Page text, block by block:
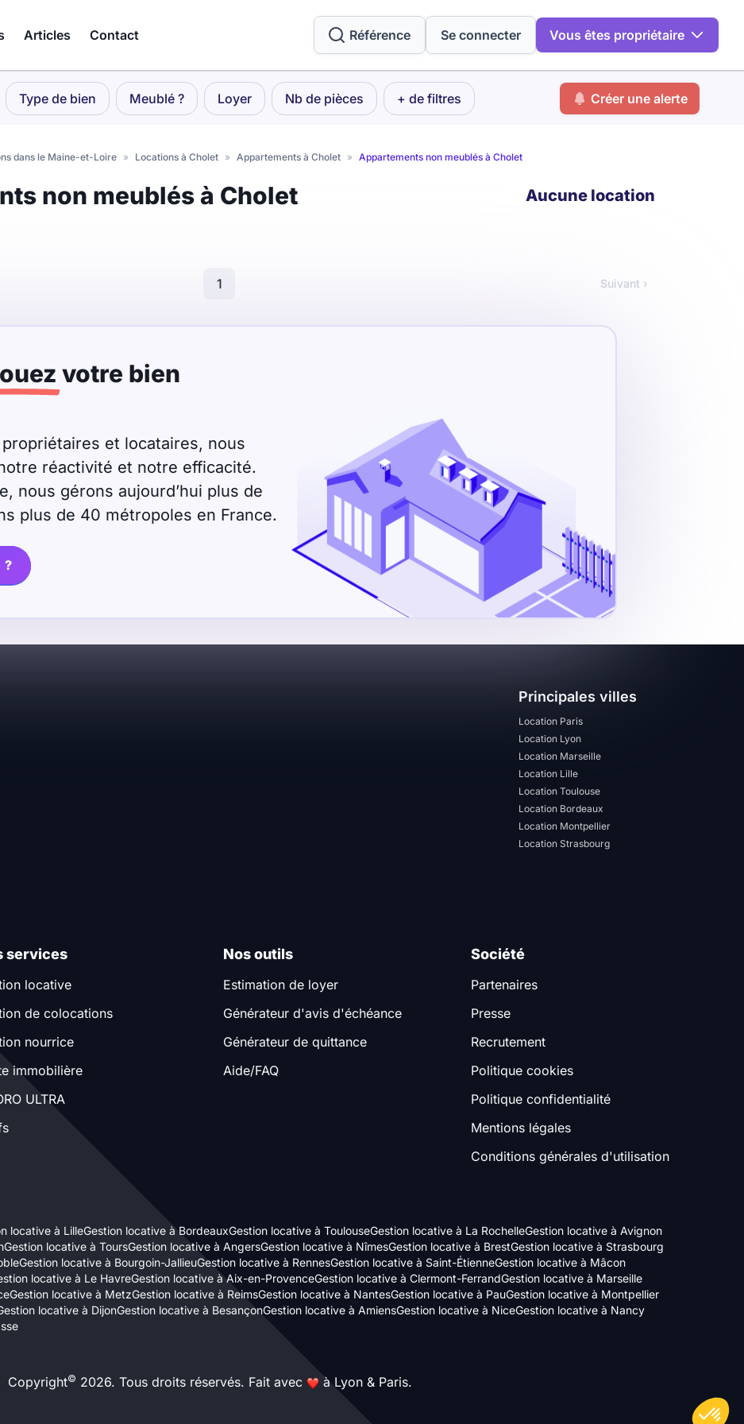
Articles Contact Référence Se connecter Vous êtes propriétaire
Type de bien Meublé ? Loyer Nb de pièces + de filtres Créer une alerte
dans le Maine-et-Loire » Locations à Cholet » Appartements à Cholet » Appartements non meublés à Cholet
non meublés à Cholet Aucune location
1 Suivant ›
votre bien
et locataires, nous
réactivité et notre efficacité.
nous gérons aujourd’hui plus de
plus de 40 métropoles en France.
?
Principales villes
Location Paris
Location Lyon
Location Marseille
Location Lille
Location Toulouse
Location Bordeaux
Location Montpellier
Location Strasbourg
services
locative
de colocations
nourrice
immobilière
ULTRA
Nos outils
Estimation de loyer
Générateur d'avis d'échéance
Générateur de quittance
Aide/FAQ
Société
Partenaires
Presse
Recrutement
Politique cookies
Politique confidentialité
Mentions légales
Conditions générales d'utilisation
locative à LilleGestion locative à BordeauxGestion locative à ToulouseGestion locative à La RochelleGestion locative à Avignon
Gestion locative à ToursGestion locative à AngersGestion locative à NîmesGestion locative à BrestGestion locative à Strasbourg
Gestion locative à Bourgoin-JallieuGestion locative à RennesGestion locative à Saint-ÉtienneGestion locative à Mâcon
locative à Le HavreGestion locative à Aix-en-ProvenceGestion locative à Clermont-FerrandGestion locative à Marseille
Gestion locative à MetzGestion locative à ReimsGestion locative à NantesGestion locative à PauGestion locative à Montpellier
locative à DijonGestion locative à BesançonGestion locative à AmiensGestion locative à NiceGestion locative à Nancy
Copyright© 2026. Tous droits réservés. Fait avec à Lyon & Paris.Axeptio consent
Plateforme de Gestion du Consentement : Personnalisez vos Options
Notre plateforme vous permet d'adapter et de gérer vos